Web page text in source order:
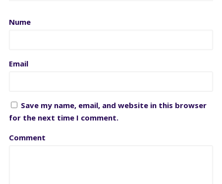
Nume
Email
Save my name, email, and website in this browser
for the next time I comment.
Comment